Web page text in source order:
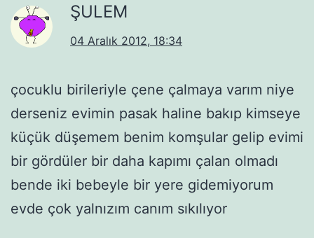
ŞULEM
04 Aralık 2012, 18:34
çocuklu birileriyle çene çalmaya varım niye
derseniz evimin pasak haline bakıp kimseye
küçük düşemem benim komşular gelip evimi
bir gördüler bir daha kapımı çalan olmadı
bende iki bebeyle bir yere gidemiyorum
evde çok yalnızım canım sıkılıyor